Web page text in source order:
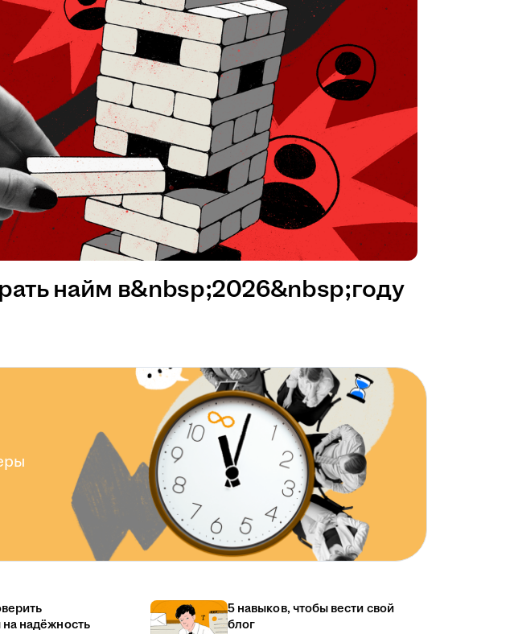
найм в&nbsp;2026&nbsp;году
на надёжность
5 навыков, чтобы вести свой
блог